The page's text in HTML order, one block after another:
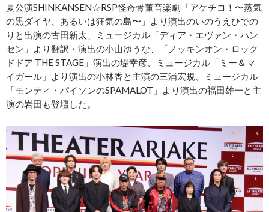
夏公演SHINKANSEN☆RSP怪奇骨董音楽劇「アケチコ！〜蒸気
の黒ダイヤ、あるいは狂気の島〜」より演出のいのうえひでの
りと出演の古田新太、ミュージカル「ディア・エヴァン・ハン
セン」より翻訳・演出の小山ゆうな、「ノッキンオン・ロック
ドドア THE STAGE」演出の堤幸彦、ミュージカル「ミー＆マ
イガール」より演出の小林香と主演の三浦宏規、ミュージカル
「モンティ・パイソンのSPAMALOT」より演出の福田雄一と主
演の岩田も登壇した。